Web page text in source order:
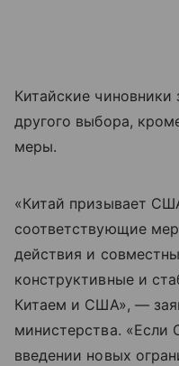
Китайские чиновники
другого выбора,
меры.
«Китай призывает
соответствующие
действия и
конструктивные и
Китаем и США», —
министерства. «Если
введении новых